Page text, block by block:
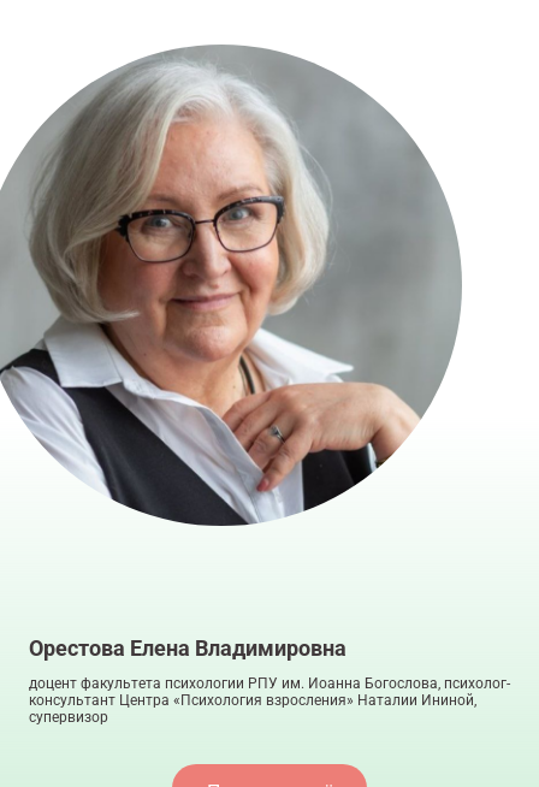
Орестова Елена Владимировна
доцент факультета психологии РПУ им. Иоанна Богослова, психолог-
консультант Центра «Психология взросления» Наталии Ининой,
супервизор